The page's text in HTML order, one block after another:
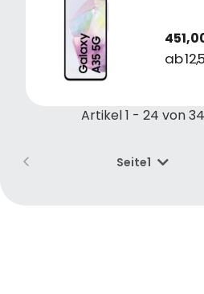
ab
Artikel 1 - 24 von 34
Seite1